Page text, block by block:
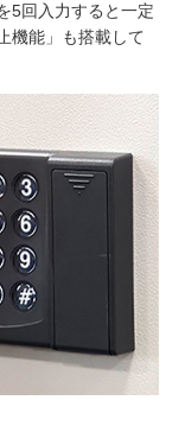
5回入力すると一定
機能」も搭載して